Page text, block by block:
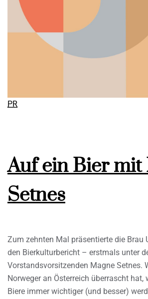
PR
Auf ein Bier mit
Setnes
Zum zehnten Mal präsentierte die Brau
den Bierkulturbericht – erstmals unter
Vorstandsvorsitzenden Magne Setnes.
Norweger an Österreich überrascht
Biere immer wichtiger (und besser)